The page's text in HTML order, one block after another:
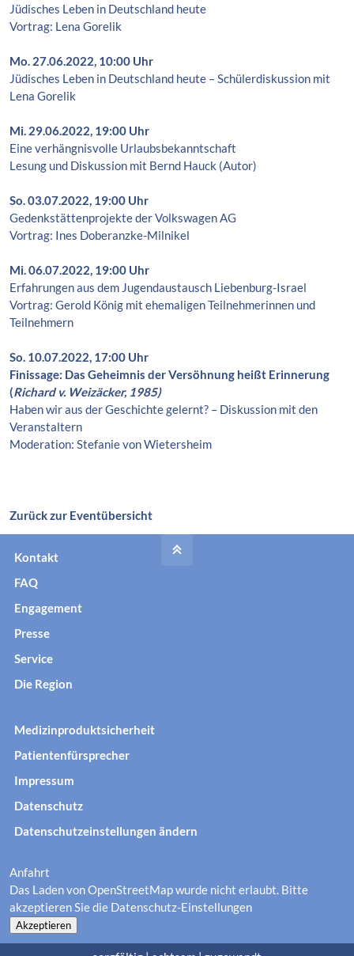
Jüdisches Leben in Deutschland heute
Vortrag: Lena Gorelik
Mo. 27.06.2022, 10:00 Uhr
Jüdisches Leben in Deutschland heute – Schülerdiskussion mit
Lena Gorelik
Mi. 29.06.2022, 19:00 Uhr
Eine verhängnisvolle Urlaubsbekanntschaft
Lesung und Diskussion mit Bernd Hauck (Autor)
So. 03.07.2022, 19:00 Uhr
Gedenkstättenprojekte der Volkswagen AG
Vortrag: Ines Doberanzke-Milnikel
Mi. 06.07.2022, 19:00 Uhr
Erfahrungen aus dem Jugendaustausch Liebenburg-Israel
Vortrag: Gerold König mit ehemaligen Teilnehmerinnen und
Teilnehmern
So. 10.07.2022, 17:00 Uhr
Finissage: Das Geheimnis der Versöhnung heißt Erinnerung
(Richard v. Weizäcker, 1985)
Haben wir aus der Geschichte gelernt? – Diskussion mit den
Veranstaltern
Moderation: Stefanie von Wietersheim
Zurück zur Eventübersicht
Kontakt
FAQ
Engagement
Presse
Service
Die Region
Medizinproduktsicherheit
Patientenfürsprecher
Impressum
Datenschutz
Datenschutzeinstellungen ändern
Anfahrt
Das Laden von OpenStreetMap wurde nicht erlaubt. Bitte
akzeptieren Sie die Datenschutz-Einstellungen
Akzeptieren